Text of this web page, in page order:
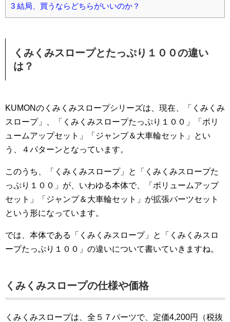
3 結局、買うならどちらがいいのか？
くみくみスロープとたっぷり１００の違い
は？
KUMONのくみくみスロープシリーズは、現在、「くみくみ
スロープ」、「くみくみスロープたっぷり１００」「ボリ
ュームアップセット」「ジャンプ＆大車輪セット」とい
う、４パターンとなっています。
このうち、「くみくみスロープ」と「くみくみスロープた
っぷり１００」が、いわゆる本体で、「ボリュームアップ
セット」「ジャンプ＆大車輪セット」が拡張パーツセット
という形になっています。
では、本体である「くみくみスロープ」と「くみくみスロ
ープたっぷり１００」の違いについて書いていきますね。
くみくみスロープの仕様や価格
くみくみスロープは、全５７パーツで、定価4,200円（税抜